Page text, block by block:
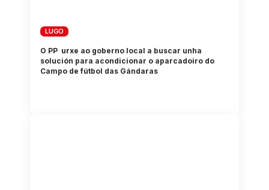
LUGO
O PP urxe ao goberno local a buscar unha
solución para acondicionar o aparcadoiro do
Campo de fútbol das Gándaras